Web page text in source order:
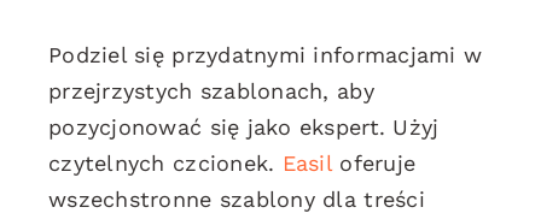
Podziel się przydatnymi informacjami w
przejrzystych szablonach, aby
pozycjonować się jako ekspert. Użyj
czytelnych czcionek. Easil oferuje
wszechstronne szablony dla treści